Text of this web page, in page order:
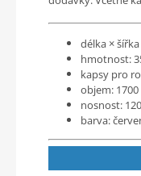
délka ×
hmotnost:
kapsy pro
objem:
nosnost:
barva: